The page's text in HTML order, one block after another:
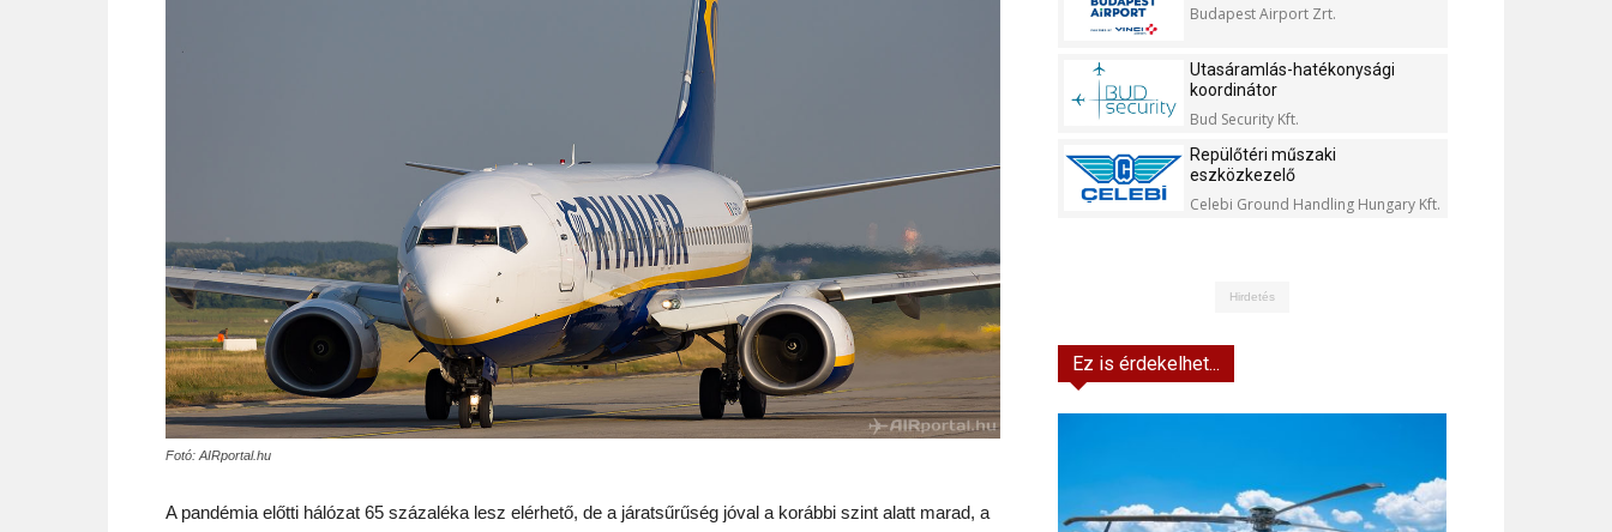
Fotó: AIRportal.hu
A pandémia előtti hálózat 65 százaléka lesz elérhető, de a járatsűrűség jóval a korábbi szint alatt marad, a
Budapest Airport Zrt.
Utasáramlás-hatékonysági
koordinátor
Bud Security Kft.
Repülőtéri műszaki
eszközkezelő
Celebi Ground Handling Hungary Kft.
Hirdetés
Ez is érdekelhet...